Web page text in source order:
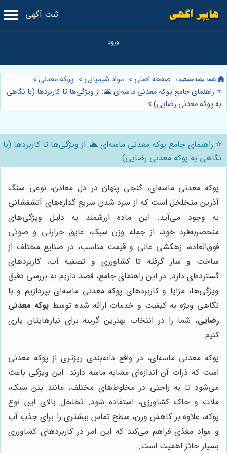
ثبت آگهی
صفحه اصلی » مواد شیمیایی » پوکه معدنی »
⭐️ راهنمای جامع پوکه معدنی ماسه‌ای 🌋: از ویژگی‌ها تا کاربردها (با نگاهی
به پوکه معدنی رضایی)»
⭐️ راهنمای جامع پوکه معدنی ماسه‌ای 🌋: از ویژگی‌ها تا کاربردها (با
نگاهی به پوکه معدنی رضایی)
پوکه معدنی ماسه‌ای، گنجی پنهان در دل معادن، نوعی سنگ
آذرین متخلخل است که از سرد شدن سریع گدازه‌های آتشفشانی
به وجود می‌آید. این ماده ارزشمند به دلیل ویژگی‌های
منحصربه‌فرد خود، از جمله وزن سبک، عایق حرارتی و صوتی
فوق‌العاده، زهکشی عالی و قیمت مناسب، در صنایع مختلف از
ساخت و ساز گرفته تا کشاورزی و تصفیه آب، کاربردهای
گسترده‌ای دارد. در این راهنمای جامع، قصد داریم به بررسی دقیق
ویژگی‌ها، مزایا و کاربردهای پوکه معدنی ماسه‌ای بپردازیم و با
نگاهی ویژه به کیفیت و خدمات ارائه شده توسط پوکه معدنی
رضایی، شما را در انتخاب بهترین گزینه برای نیازهایتان یاری
کنیم.
پوکه معدنی ماسه‌ای، در واقع دانه‌بندی ریزتری از پوکه معدنی
است که ذرات آن اندازه‌ای مشابه ماسه دارند. این ویژگی باعث
می‌شود تا به راحتی در مخلوط‌های مختلف، مانند بتن سبک،
ملات و خاک کشاورزی، استفاده شود. تخلخل بالای این نوع
پوکه، علاوه بر کاهش وزن، سطح تماس بیشتری را برای جذب آب
و مواد مغذی فراهم می‌کند که این امر در کاربردهای کشاورزی
بسیار حائز اهمیت است.